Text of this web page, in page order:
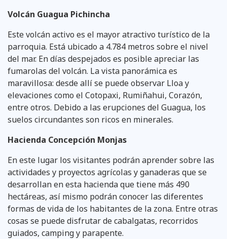
Volcán Guagua Pichincha
Este volcán activo es el mayor atractivo turístico de la
parroquia. Está ubicado a 4.784 metros sobre el nivel
del mar. En días despejados es posible apreciar las
fumarolas del volcán. La vista panorámica es
maravillosa: desde allí se puede observar Lloa y
elevaciones como el Cotopaxi, Rumiñahui, Corazón,
entre otros. Debido a las erupciones del Guagua, los
suelos circundantes son ricos en minerales.
Hacienda Concepción Monjas
En este lugar los visitantes podrán aprender sobre las
actividades y proyectos agrícolas y ganaderas que se
desarrollan en esta hacienda que tiene más 490
hectáreas, así mismo podrán conocer las diferentes
formas de vida de los habitantes de la zona. Entre otras
cosas se puede disfrutar de cabalgatas, recorridos
guiados, camping y parapente.